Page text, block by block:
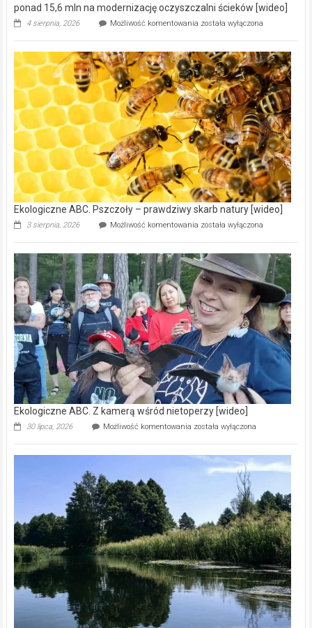
ponad 15,6 mln na modernizację oczyszczalni ścieków [wideo]
4 sierpnia, 2026 Możliwość komentowania Ekologiczne
Wręczyca
Wielka
z
dofinansowaniem
ponad
15,6
mln
na
modernizację
oczyszczalni
ścieków
[wideo]
została wyłączona
Ekologiczne ABC. Pszczoły – prawdziwy skarb natury [wideo]
3 sierpnia, 2026 Możliwość komentowania Ekologiczne
–
prawdziwy
skarb
natury
[wideo]
została wyłączona
Ekologiczne ABC. Z kamerą wśród nietoperzy [wideo]
30 lipca, 2026 Możliwość komentowania Ekologiczne
kamerą
wśród
została wyłączona